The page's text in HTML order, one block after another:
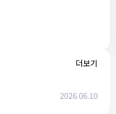
더보기
2026.06.10